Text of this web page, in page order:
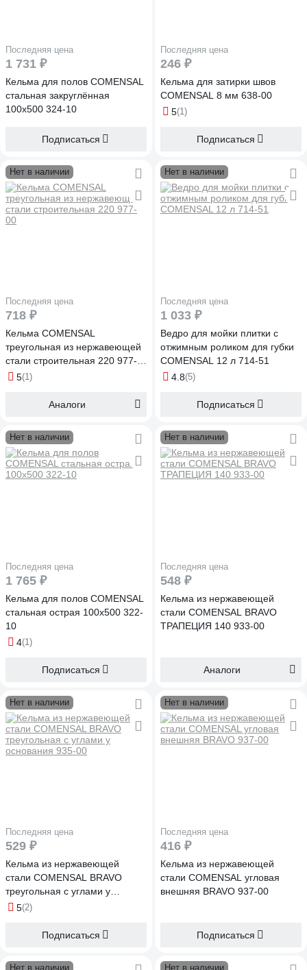
Последняя цена
1 731 ₽
Кельма для полов COMENSAL
стальная закруглённая
100х500 324-10
Подписаться
Последняя цена
246 ₽
Кельма для затирки швов
COMENSAL 8 мм 638-00
5(1)
Подписаться
Нет в наличии
Последняя цена
718 ₽
Кельма COMENSAL
треугольная из нержавеющей
стали строительная 220 977-
00 5(1)
Аналоги
Нет в наличии
Последняя цена
1 033 ₽
Ведро для мойки плитки с
отжимным роликом для губки
COMENSAL 12 л 714-51
4.8(5)
Подписаться
Нет в наличии
Последняя цена
1 765 ₽
Кельма для полов COMENSAL
стальная острая 100х500 322-
10
4(1)
Подписаться
Нет в наличии
Последняя цена
548 ₽
Кельма из нержавеющей
стали COMENSAL BRAVO
ТРАПЕЦИЯ 140 933-00
Аналоги
Нет в наличии
Последняя цена
529 ₽
Кельма из нержавеющей
стали COMENSAL BRAVO
треугольная с углами у
основания 935-00
5(2)
Подписаться
Нет в наличии
Последняя цена
416 ₽
Кельма из нержавеющей
стали COMENSAL угловая
внешняя BRAVO 937-00
Подписаться
Нет в наличии Нет в наличии